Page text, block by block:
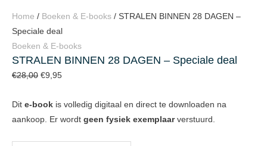
Home / Boeken & E-books / STRALEN BINNEN 28 DAGEN –
Speciale deal
Boeken & E-books
STRALEN BINNEN 28 DAGEN – Speciale deal
€28,00 €9,95
Dit e-book is volledig digitaal en direct te downloaden na
aankoop. Er wordt geen fysiek exemplaarverstuurd.